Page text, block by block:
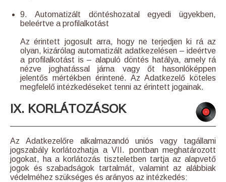
9. Automatizált döntéshozatal egyedi ügyekben,
beleértve a profilalkotást
Az érintett jogosult arra, hogy ne terjedjen ki rá az
olyan, kizárólag automatizált adatkezelésen – ideértve
a profilalkotást is – alapuló döntés hatálya, amely rá
nézve joghatással járna vagy őt hasonlóképpen
jelentős mértékben érintené. Az Adatkezelő köteles
megfelelő intézkedéseket tenni az érintett jogainak.
IX. KORLÁTOZÁSOK
Az Adatkezelőre alkalmazandó uniós vagy tagállami
jogszabály korlátozhatja a VII. pontban meghatározott
jogokat, ha a korlátozás tiszteletben tartja az alapvető
jogok és szabadságok tartalmát, valamint az alábbiak
védelméhez szükséges és arányos az intézkedés: